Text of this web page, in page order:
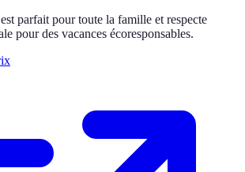
parfait pour toute la famille et respecte
pour des vacances écoresponsables.